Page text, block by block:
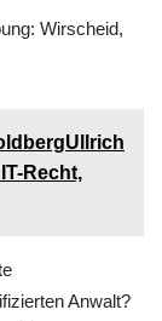
Wirscheid,
Recht,
Anwalt?